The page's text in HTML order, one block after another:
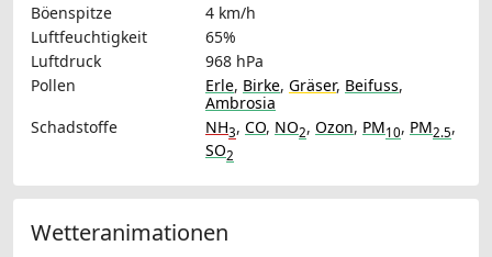
Böenspitze
4 km/h
Luftfeuchtigkeit
65%
Luftdruck
968 hPa
Pollen
Erle, Birke, Gräser, Beifuss,
Ambrosia
Schadstoffe
NH3, CO, NO2, Ozon, PM10, PM2.5,
SO2
Wetteranimationen